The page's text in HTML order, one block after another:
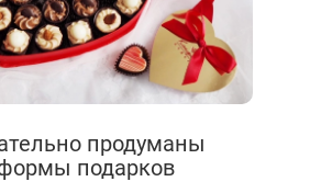
продуманы
подарков